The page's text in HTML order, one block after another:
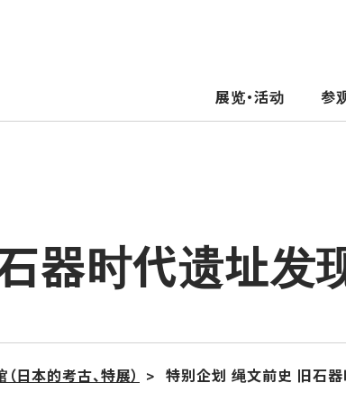
展览・活动 参
器时代遗址发
日本的考古、特展） 特别企划 绳文前史 旧石